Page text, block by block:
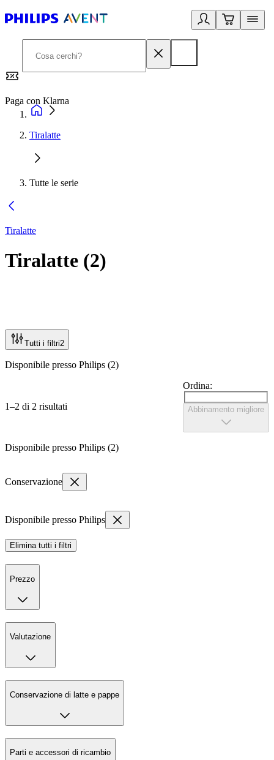
Paga con Klarna
Tiralatte
Tutte le serie
Tiralatte
Tiralatte (2)
Tutti i filtri2
Disponibile presso Philips (2)
1–2 di 2 risultati
Ordina:
Abbinamento migliore
Disponibile presso Philips (2)
Conservazione
Disponibile presso Philips
Elimina tutti i filtri
Prezzo
Valutazione
Conservazione di latte e pappe
Parti e accessori di ricambio